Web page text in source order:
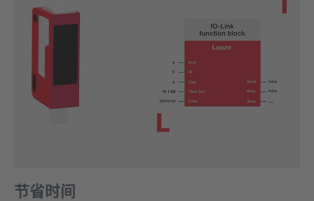
节省时间